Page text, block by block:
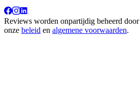
Reviews worden onpartijdig beheerd door
onze beleid en algemene voorwaarden.